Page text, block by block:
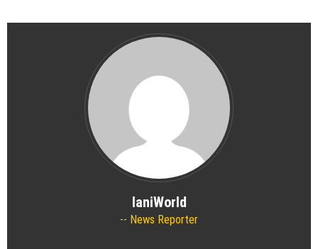
IaniWorld
News Reporter